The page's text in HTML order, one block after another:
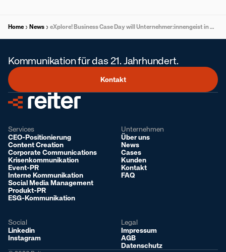
Home News eXplore! Business Case Day will Unternehmer:innengeist in Österreich frühzeitig fördern
Kommunikation für das 21. Jahrhundert.
Kontakt
Services
CEO-Positionierung
Content Creation
Corporate Communications
Krisenkommunikation
Event-PR
Interne Kommunikation
Social Media Management
Produkt-PR
ESG-Kommunikation
Unternehmen
Über uns
News
Cases
Kunden
Kontakt
FAQ
Social
Linkedin
Instagram
Legal
Impressum
AGB
Datenschutz